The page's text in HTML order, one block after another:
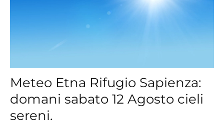
Meteo Etna Rifugio Sapienza:
domani sabato 12 Agosto cieli
sereni.